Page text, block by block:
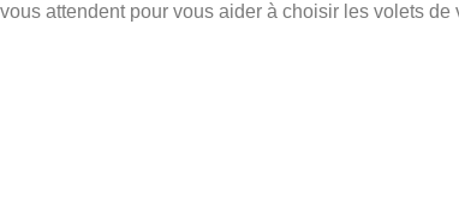
vous attendent pour vous aider à choisir les volets de